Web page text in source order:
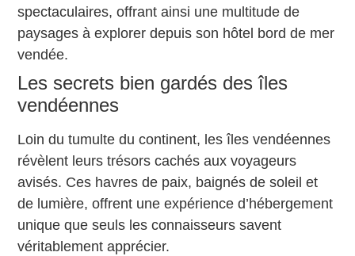
spectaculaires, offrant ainsi une multitude de
paysages à explorer depuis son hôtel bord de mer
vendée.
Les secrets bien gardés des îles
vendéennes
Loin du tumulte du continent, les îles vendéennes
révèlent leurs trésors cachés aux voyageurs
avisés. Ces havres de paix, baignés de soleil et
de lumière, offrent une expérience d’hébergement
unique que seuls les connaisseurs savent
véritablement apprécier.